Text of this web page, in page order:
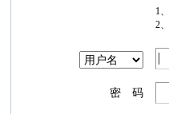
1
2
密 码